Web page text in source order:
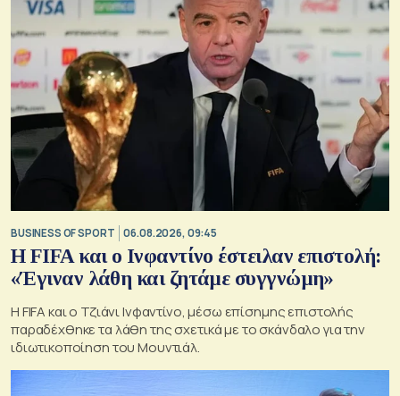
BUSINESS OF SPORT 06.08.2026, 09:45
Η FIFA και ο Ινφαντίνο έστειλαν επιστολή:
«Έγιναν λάθη και ζητάμε συγγνώμη»
Η FIFA και ο Τζιάνι Ινφαντίνο, μέσω επίσημης επιστολής
παραδέχθηκε τα λάθη της σχετικά με το σκάνδαλο για την
ιδιωτικοποίηση του Μουντιάλ.